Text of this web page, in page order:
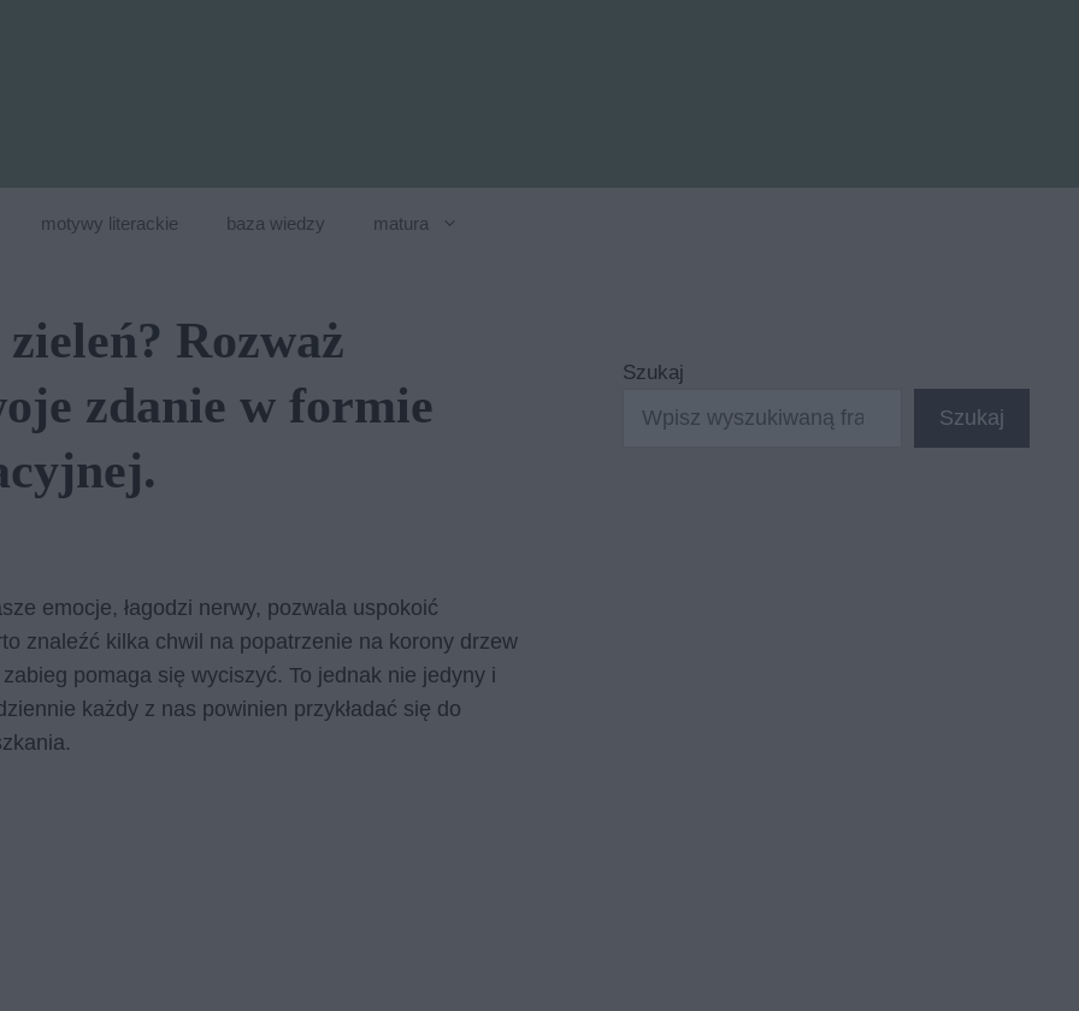
motywy literackie baza wiedzy matura
Rozważ
zdanie w formie
emocje, łagodzi nerwy, pozwala uspokoić
znaleźć kilka chwil na popatrzenie na korony drzew
pomaga się wyciszyć. To jednak nie jedyny i
każdy z nas powinien przykładać się do
Szukaj
Szukaj